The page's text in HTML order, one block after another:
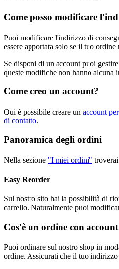
Come posso modificare
Puoi modificare l'indirizzo di
essere apportata solo se il tuo
Se disponi di un account puoi
queste modifiche non hanno alcuna
Come creo un account?
Qui è possibile creare un account
di contatto.
Panoramica degli ordini
Nella sezione "I miei ordini"
Easy Reorder
Sul nostro sito hai la possibilità di
carrello. Naturalmente puoi
Cos'è un ordine con
Puoi ordinare sul nostro shop in
ordine. Assicurati che il tuo